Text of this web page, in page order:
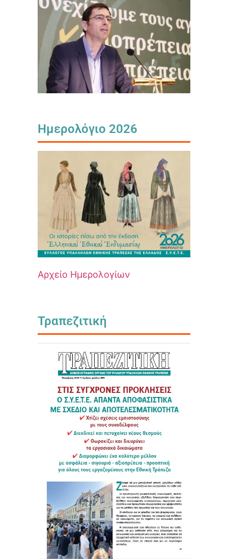
Ημερολόγιο 2026
Αρχείο Ημερολογίων
Τραπεζιτική